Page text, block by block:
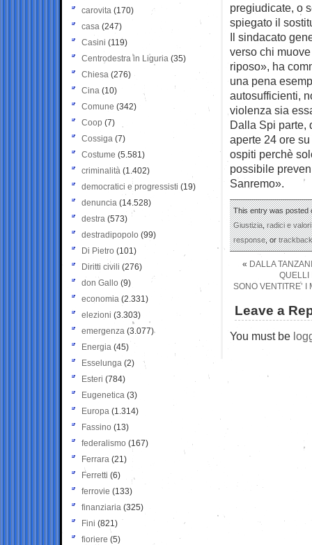
pregiudicate, o
spiegato il
Il sindacato
verso chi
riposo», ha
una pena
autosufficienti,
violenza sia
Dalla Spi parte,
aperte 24 ore
ospiti perchè
possibile
Sanremo».
This entry was posted
Giustizia,radici e valori
response, ortrackback
« DALLA
QUELLI
SONO VENTITRE’
Leave a
You must be
carovita (170)
casa (247)
Casini (119)
Centrodestra in Liguria (35)
Chiesa (276)
Cina (10)
Comune (342)
Coop (7)
Cossiga (7)
Costume (5.581)
criminalità (1.402)
democratici e progressisti (19)
denuncia (14.528)
destra (573)
destradipopolo (99)
Di Pietro (101)
Diritti civili (276)
don Gallo (9)
economia (2.331)
elezioni (3.303)
emergenza (3.077)
Energia (45)
Esselunga (2)
Esteri (784)
Eugenetica (3)
Europa (1.314)
Fassino (13)
federalismo (167)
Ferrara (21)
Ferretti (6)
ferrovie (133)
finanziaria (325)
Fini (821)
fioriere (5)